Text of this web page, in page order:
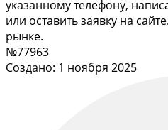
указанному телефону,
или оставить заявку на
рынке.
№77963
Создано: 1 ноября 2025